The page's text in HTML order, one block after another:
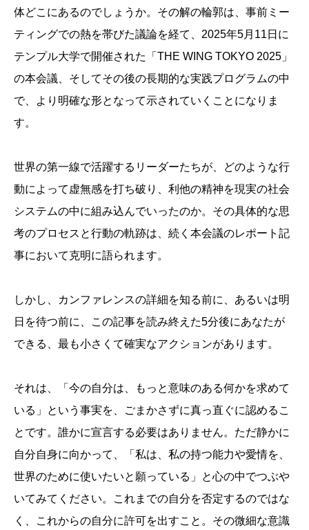
体どこにあるのでしょうか。その解の輪郭は、事前ミー
ティングでの熱を帯びた議論を経て、2025年5月11日に
テンプル大学で開催された「THE WING TOKYO 2025」
の本会議、そしてその後の長期的な実践プログラムの中
で、より明確な形となって示されていくことになりま
す。
世界の第一線で活躍するリーダーたちが、どのような行
動によって虚無感を打ち破り、利他の精神を現実の社会
システムの中に組み込んでいったのか。その具体的な思
考のプロセスと行動の軌跡は、続く本会議のレポート記
事において克明に語られます。
しかし、カンファレンスの詳細を知る前に、あるいは明
日を待つ前に、この記事を読み終えた5分後にあなたが
できる、最も小さくて確実なアクションがあります。
それは、「今の自分は、もっと意味のある何かを求めて
いる」という事実を、ごまかさずに真っ直ぐに認めるこ
とです。誰かに宣言する必要はありません。ただ静かに
自分自身に向かって、「私は、私の持つ能力や愛情を、
世界のために使いたいと願っている」と心の中でつぶや
いてみてください。これまでの自分を否定するのではな
く、これからの自分に許可を出すこと。その微細な意識